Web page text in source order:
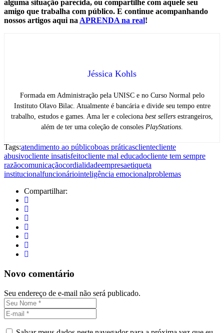
alguma situação parecida, ou compartilhe com aquele seu
amigo que trabalha com público. E continue acompanhando
nossos artigos aqui na APRENDA na real!
Jéssica Kohls
Formada em Administração pela UNISC e no Curso Normal pelo
Instituto Olavo Bilac. Atualmente é bancária e divide seu tempo entre
trabalho, estudos e games. Ama ler e coleciona best sellers estrangeiros,
além de ter uma coleção de consoles PlayStations.
Tags:atendimento ao públicoboas práticasclientecliente
abusivocliente insatisfeitocliente mal educadocliente tem sempre
razãocomunicaçãocordialidadeempresaetiqueta
institucionalfuncionáriointeligência emocionalproblemas
Compartilhar:
Novo comentário
Seu endereço de e-mail não será publicado.